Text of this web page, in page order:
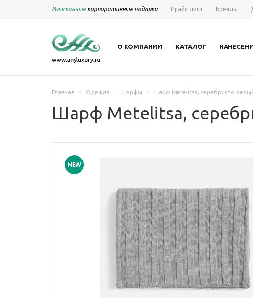
Изысканныекорпоративные подарки Прайс-лист Бренды
О КОМПАНИИ КАТАЛОГ
Главная - Одежда - Шарфы - Шарф Metelitsa, серебристо-
Шарф Metelitsa,